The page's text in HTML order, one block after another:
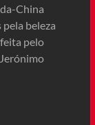
China
pela beleza
pelo